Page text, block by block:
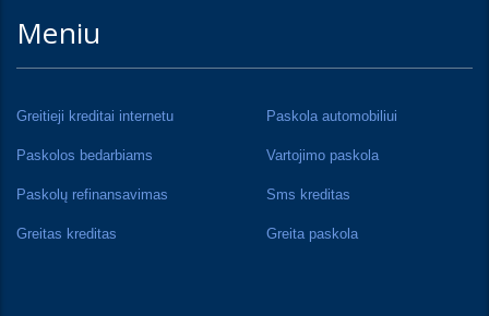
Meniu
Greitieji kreditai internetu Paskola automobiliui
Paskolos bedarbiams Vartojimo paskola
Paskolų refinansavimas Sms kreditas
Greitas kreditas Greita paskola